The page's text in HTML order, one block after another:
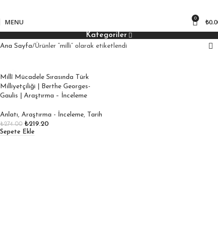
MENU 0 ₺
Kategoriler
Ana Sayfa Ürünler “milli” olarak etiketlendi
Millî Mücadele Sırasında Türk
Milliyetçiliği | Berthe Georges-
Gaulis | Araştırma – İnceleme
Anlatı, Araştırma - İnceleme, Tarih
₺274.00 ₺219.20
Sepete Ekle